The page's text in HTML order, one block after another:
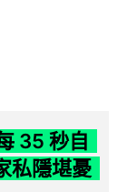
35 秒自
私隱堪憂